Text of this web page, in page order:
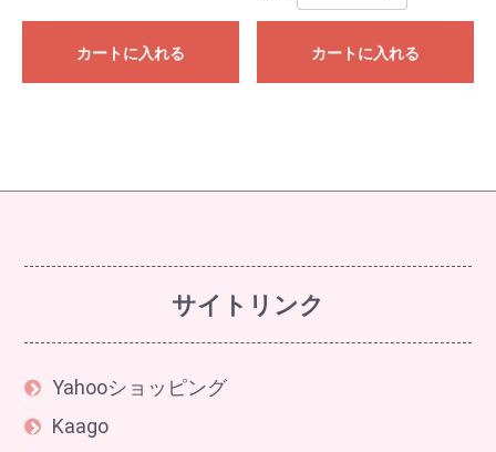
カートに入れる カートに入れる
サイトリンク
Yahooショッピング
Kaago